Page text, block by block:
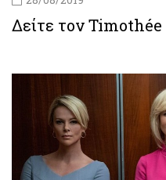
Δείτε τον